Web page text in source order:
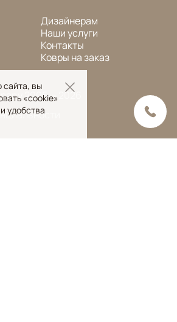
Дизайнерам
Наши услуги
Контакты
Ковры на заказ
2005 — 2026
сайта, вы
«cookie»
удобства